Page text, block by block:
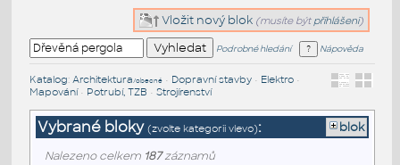
Vložit nový blok (musíte být přihlášeni)
Podrobné hledání Nápověda
Katalog: Architektura/obecné• Dopravní stavby• Elektro•
Mapování• Potrubí, TZB • Strojírenství
Vybrané bloky (zvolte kategorii vlevo): blok
Nalezeno celkem 187záznamů